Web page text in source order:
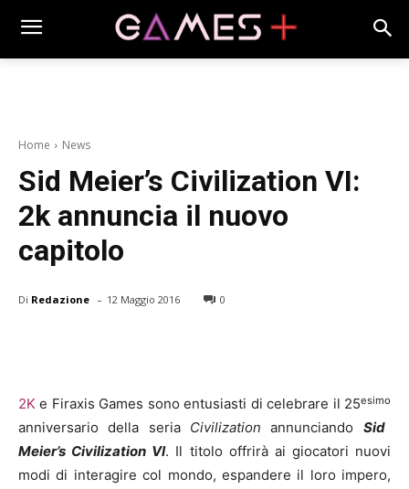
Home News
Sid Meier’s Civilization VI:
2k annuncia il nuovo
capitolo
Di Redazione - 12 Maggio 2016 0
2K e Firaxis Games sono entusiasti di celebrare il 25esimo
anniversario della seria Civilization annunciando Sid
Meier’s Civilization VI. Il titolo offrirà ai giocatori nuovi
modi di interagire col mondo, espandere il loro impero,